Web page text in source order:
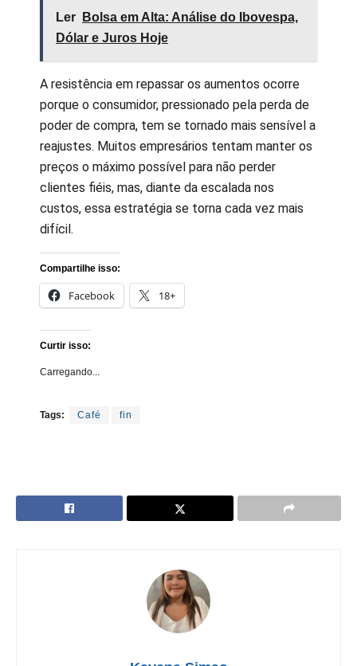
Ler
Bolsa em Alta: Análise do Ibovespa,
Dólar e Juros Hoje
A resistência em repassar os aumentos ocorre
porque o consumidor, pressionado pela perda de
poder de compra, tem se tornado mais sensível a
reajustes. Muitos empresários tentam manter os
preços o máximo possível para não perder
clientes fiéis, mas, diante da escalada nos
custos, essa estratégia se torna cada vez mais
difícil.
Compartilhe isso:
Facebook 18+
Curtir isso:
Carregando...
Tags: Café fin